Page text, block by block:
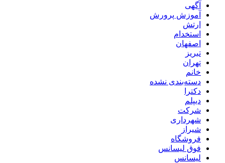
آگهی
آموزش پرورش
ارتش
استخدام
اصفهان
تبریز
تهران
خانم
دسته‌بندی نشده
دکترا
دیپلم
شرکت
شهرداری
شیراز
فروشگاه
فوق لیسانس
لیسانس